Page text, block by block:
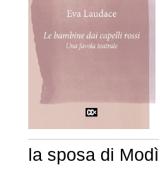
la sposa di Modì